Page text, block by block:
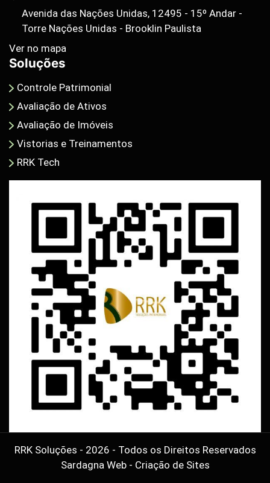
Avenida das Nações Unidas, 12495 - 15º Andar -
Torre Nações Unidas - Brooklin Paulista
Ver no mapa
Soluções
Controle Patrimonial
Avaliação de Ativos
Avaliação de Imóveis
Vistorias e Treinamentos
RRK Tech
RRK Soluções - 2026 - Todos os Direitos Reservados
Sardagna Web - Criação de Sites